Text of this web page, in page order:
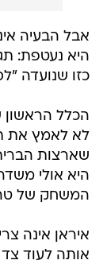
אבל הבעיה
היא נעטפת:
כזו שנועדה
הכלל הראשון
לא לאמץ את
שארצות
היא אולי
המשחק של
איראן אינה
אותה לעוד